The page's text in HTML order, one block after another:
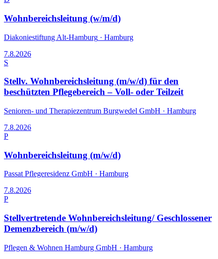
Wohnbereichsleitung (w/m/d)
Diakoniestiftung Alt-Hamburg · Hamburg
7.8.2026
S
Stellv. Wohnbereichsleitung (m/w/d) für den
beschützten Pflegebereich – Voll- oder Teilzeit
Senioren- und Therapiezentrum Burgwedel GmbH · Hamburg
7.8.2026
P
Wohnbereichsleitung (m/w/d)
Passat Pflegeresidenz GmbH · Hamburg
7.8.2026
P
Stellvertretende Wohnbereichsleitung/ Geschlossener
Demenzbereich (m/w/d)
Pflegen & Wohnen Hamburg GmbH · Hamburg